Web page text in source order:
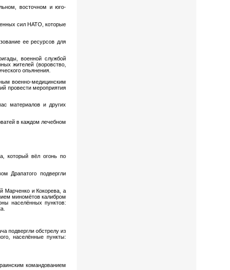
восточном и юго-
сил НАТО, которые
ее ресурсов для
военной службой
жителей (воровство,
опьянения.
военно-медицинским
провести мероприятия
материалов и других
в каждом лечебном
который вёл огонь по
Драпатого подвергли
Марченко и Кокорева, а
миномётов калибром
населённых пунктов:
подвергли обстрелу из
населённые пункты:
командованием